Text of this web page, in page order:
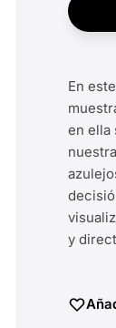
En
en ella
y